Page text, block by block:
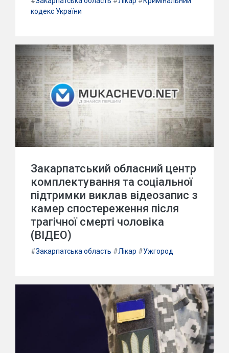
кодекс України
Закарпатський обласний центр
комплектування та соціальної
підтримки виклав відеозапис з
камер спостереження після
трагічної смерті чоловіка
(ВІДЕО)
#Закарпатська область #Лікар #Ужгород